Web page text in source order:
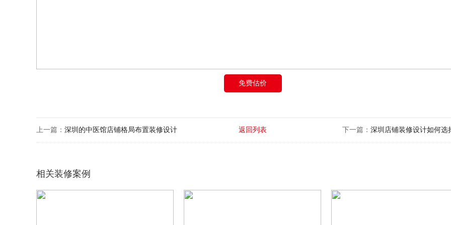
免费估价
上一篇： 深圳的中医馆店铺格局布置装修设计 下一篇： 深圳店铺装修设计如何选
返回列表
相关装修案例